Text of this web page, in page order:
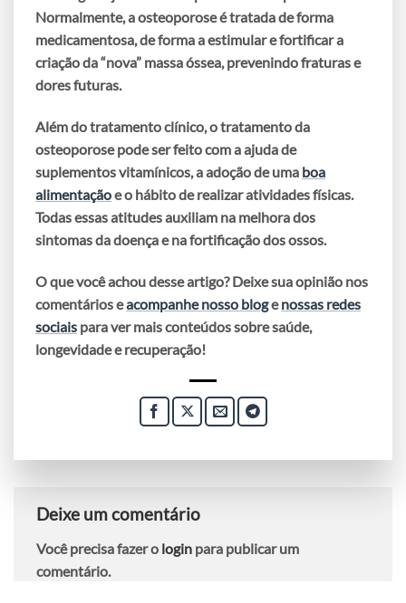
Normalmente,a osteoporose é tratada de forma
medicamentosa, de forma a estimular e fortificar a
criação da “nova” massa óssea, prevenindo fraturas e
dores futuras.
Além do tratamento clínico, o tratamento da
osteoporose pode ser feito com a ajuda de
suplementos vitamínicos, a adoção de uma boa
alimentaçãoe o hábito de realizaratividades físicas.
Todas essas atitudes auxiliam na melhora dos
sintomas da doença e na fortificação dos ossos.
O que você achou desse artigo? Deixe sua opinião nos
comentários eacompanhe nosso blogenossas redes
sociais para ver mais conteúdos sobre saúde,
longevidade e recuperação!
Deixe um comentário
Você precisa fazer o login para publicar um
comentário.